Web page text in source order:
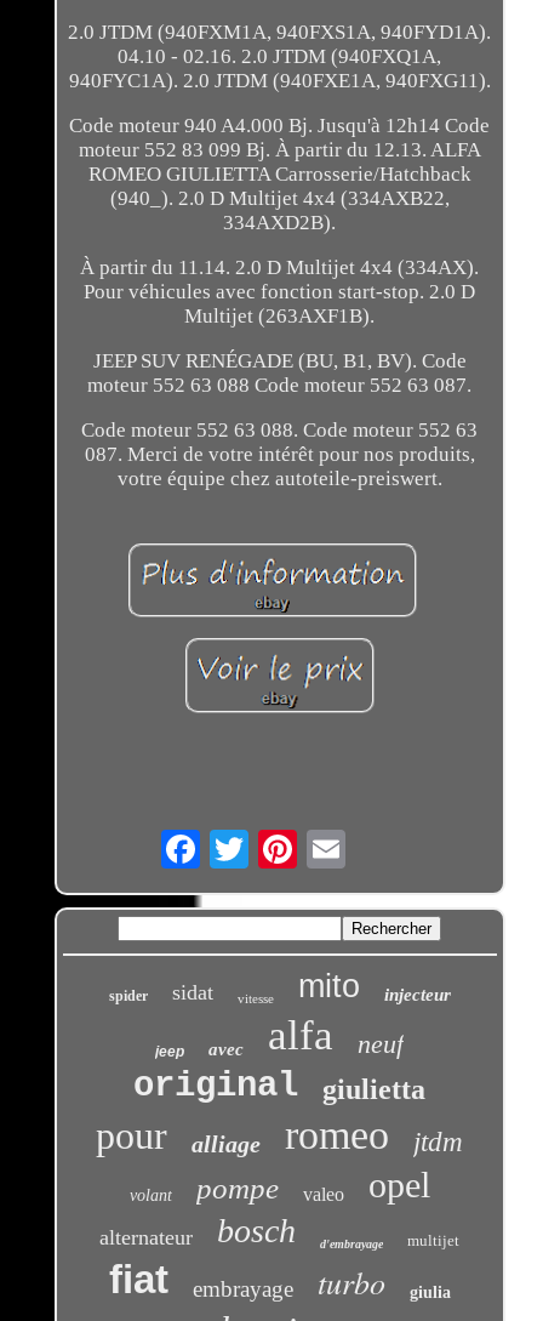
2.0 JTDM (940FXM1A, 940FXS1A, 940FYD1A).
04.10 - 02.16. 2.0 JTDM (940FXQ1A,
940FYC1A). 2.0 JTDM (940FXE1A, 940FXG11).
Code moteur 940 A4.000 Bj. Jusqu'à 12h14 Code
moteur 552 83 099 Bj. À partir du 12.13. ALFA
ROMEO GIULIETTA Carrosserie/Hatchback
(940_). 2.0 D Multijet 4x4 (334AXB22,
334AXD2B).
À partir du 11.14. 2.0 D Multijet 4x4 (334AX).
Pour véhicules avec fonction start-stop. 2.0 D
Multijet (263AXF1B).
JEEP SUV RENÉGADE (BU, B1, BV). Code
moteur 552 63 088 Code moteur 552 63 087.
Code moteur 552 63 088. Code moteur 552 63
087. Merci de votre intérêt pour nos produits,
votre équipe chez autoteile-preiswert.
Email
spider sidat vitesse mito injecteur
jeep avec alfa neuf
original giulietta
pour alliage romeo jtdm
volant pompe valeo opel
alternateur bosch d'embrayage multijet
fiat embrayage turbo giulia